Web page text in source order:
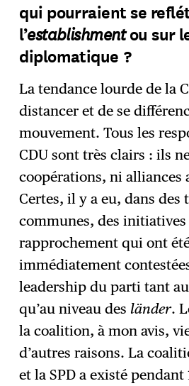
qui pourraient se
l’establishmentou sur
diplomatique ?
La tendance lourde de la
distancer et de se
mouvement. Tous les
CDU sont très clairs : ils
coopérations, ni alliances
Certes, il y a eu, dans des
communes, des initiatives
rapprochement qui ont
immédiatement
leadership du parti tant
qu’au niveau des länder.
la coalition, à mon avis,
d’autres raisons. La
et la SPD a existé pendant